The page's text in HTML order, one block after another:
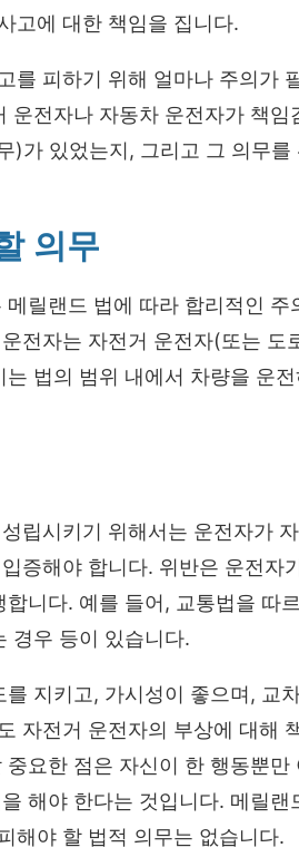
고에 대한 책임을 집니다.
를 피하기 위해 얼마나 주의가
운전자나 자동차 운전자가 책임
)가 있었는지, 그리고 그 의무를
의무
릴랜드 법에 따라 합리적인 주
전자는 자전거 운전자(또는 도
법의 범위 내에서 차량을 운
립시키기 위해서는 운전자가
증해야 합니다. 위반은 운전자
니다. 예를 들어, 교통법을 따
경우 등이 있습니다.
지키고, 가시성이 좋으며, 교
자전거 운전자의 부상에 대해
요한 점은 자신이 한 행동뿐만
해야 한다는 것입니다. 메릴랜
해야 할 법적 의무는 없습니다.